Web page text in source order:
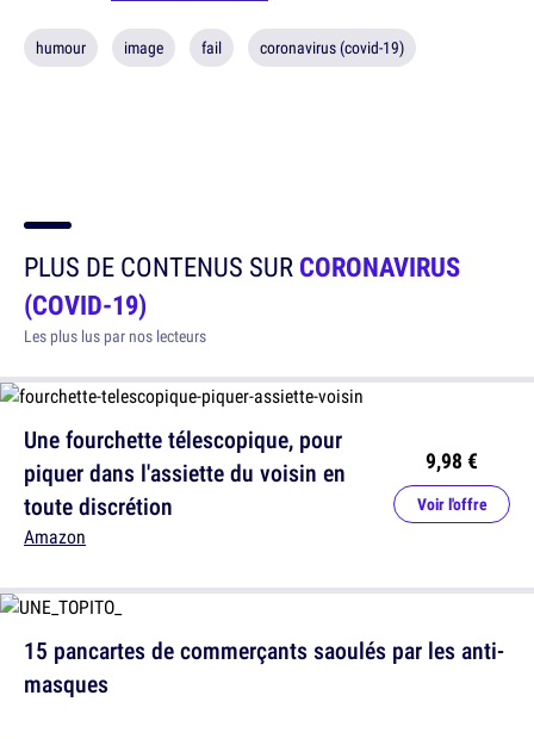
humour image fail coronavirus (covid-19)
PLUS DE CONTENUS SURCORONAVIRUS
(COVID-19)
Les plus lus par nos lecteurs
Une fourchette télescopique, pour
piquer dans l'assiette du voisin en
toute discrétion
Amazon
9,98 €
Voir l'offre
15 pancartes de commerçants saoulés par les anti-
masques